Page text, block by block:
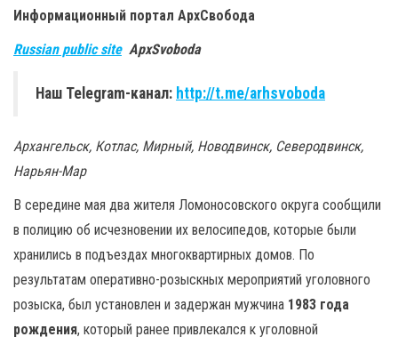
Информационный портал АрхСвобода
Russian public siteApxSvoboda
Наш Telegram-канал: http://t.me/arhsvoboda
Архангельск, Котлас, Мирный, Новодвинск, Северодвинск,
Нарьян-Мар
В середине мая два жителя Ломоносовского округа сообщили
в полицию об исчезновении их велосипедов, которые были
хранились в подъездах многоквартирных домов. По
результатам оперативно-розыскных мероприятий уголовного
розыска, был установлен и задержан мужчина 1983 года
рождения, который ранее привлекался к уголовной